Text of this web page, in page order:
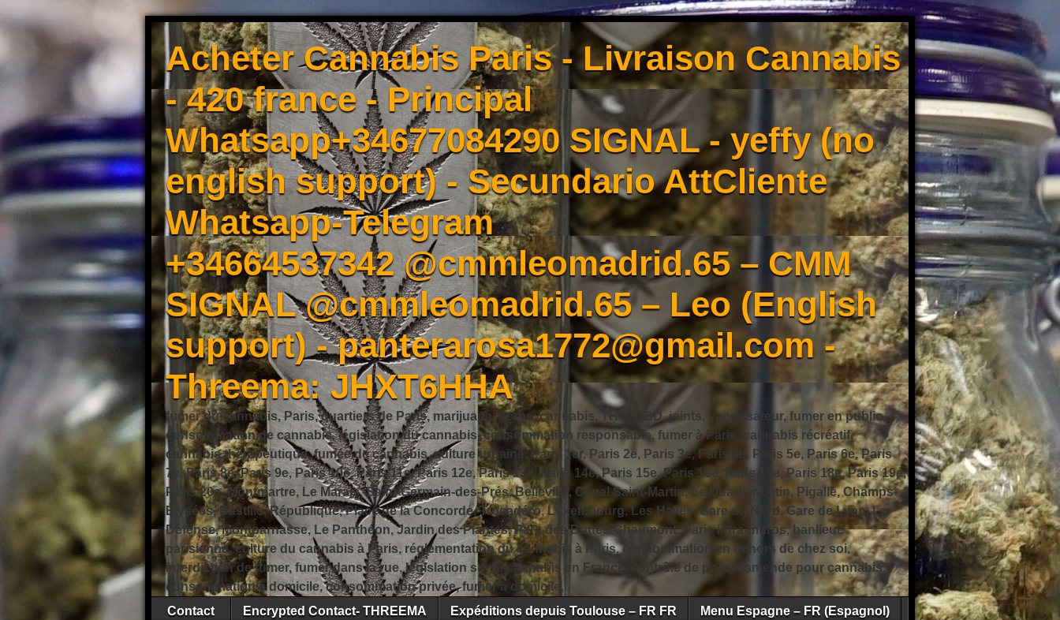
Acheter Cannabis Paris - Livraison Cannabis
- 420 france - Principal
Whatsapp+34677084290 SIGNAL - yeffy (no
english support) - Secundario AttCliente
Whatsapp-Telegram
+34664537342 @cmmleomadrid.65 – CMM
SIGNAL @cmmleomadrid.65 – Leo (English
support) - panterarosa1772@gmail.com -
Threema: JHXT6HHA
fumer du cannabis, Paris, quartiers de Paris, marijuana, herbe, cannabis, THC, CBD, joints, vaporisateur, fumer en public,
consommation de cannabis, législation du cannabis, consommation responsable, fumer à Paris, cannabis récréatif,
cannabis thérapeutique, fumée de cannabis, culture urbaine, Paris 1er, Paris 2e, Paris 3e, Paris 4e, Paris 5e, Paris 6e, Paris
7e, Paris 8e, Paris 9e, Paris 10e, Paris 11e, Paris 12e, Paris 13e, Paris 14e, Paris 15e, Paris 16e, Paris 17e, Paris 18e, Paris 19e,
Paris 20e, Montmartre, Le Marais, Saint-Germain-des-Prés, Belleville, Canal Saint-Martin, Le Quartier Latin, Pigalle, Champs-
Élysées, Bastille, République, Place de la Concorde, Trocadéro, Luxembourg, Les Halles, Gare du Nord, Gare de Lyon, La
Défense, Montparnasse, Le Panthéon, Jardin des Plantes, Parc des Buttes-Chaumont, Paris intra-muros, banlieue
parisienne, culture du cannabis à Paris, réglementation du cannabis à Paris, consommation en dehors de chez soi,
interdiction de fumer, fumer dans la rue, législation sur le cannabis en France, contrôle de police, amende pour cannabis,
consommation à domicile, consommation privée, fumer à domicile,
Contact
Encrypted Contact- THREEMA Expéditions depuis Toulouse – FR FR Menu Espagne – FR (Espagnol)